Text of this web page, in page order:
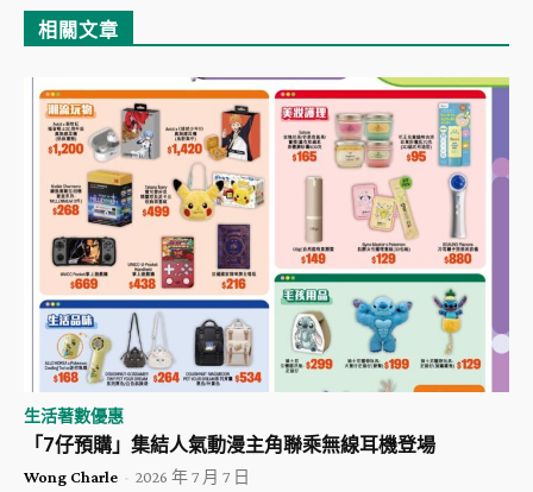
相關文章
生活著數優惠
「7仔預購」集結人氣動漫主角聯乘無線耳機登場
Wong Charle - 2026 年 7 月 7 日